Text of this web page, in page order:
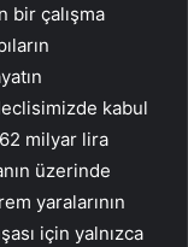
bir çalışma
kabul
milyar lira
üzerinde
yaralarının
için yalnızca